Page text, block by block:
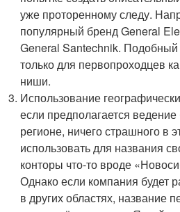
уже проторенному следу.
популярный бренд General
General Santechnik. Подобный
только для первопроходцев
ниши.
Использование
если предполагается
регионе, ничего страшного в
использовать для названия
конторы что-то вроде
Однако если компания будет
в других областях, название